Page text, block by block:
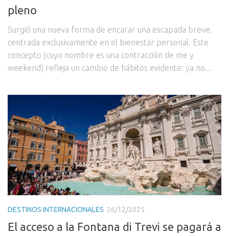
pleno
Surgió una nueva forma de encarar una escapada breve,
centrada exclusivamente en el bienestar personal. Este
concepto (cuyo nombre es una contracción de me y
weekend) refleja un cambio de hábitos evidente: ya no...
DESTINOS INTERNACIONALES 26/12/2025
El acceso a la Fontana di Trevi se pagará a